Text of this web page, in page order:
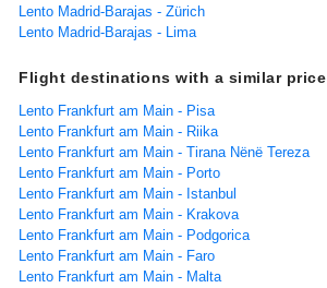
Lento Madrid-Barajas - Zürich
Lento Madrid-Barajas - Lima
Flight destinations with a similar price
Lento Frankfurt am Main - Pisa
Lento Frankfurt am Main - Riika
Lento Frankfurt am Main - Tirana Nënë Tereza
Lento Frankfurt am Main - Porto
Lento Frankfurt am Main - Istanbul
Lento Frankfurt am Main - Krakova
Lento Frankfurt am Main - Podgorica
Lento Frankfurt am Main - Faro
Lento Frankfurt am Main - Malta